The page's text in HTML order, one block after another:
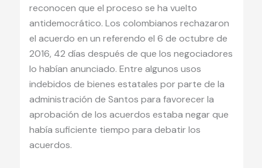
reconocen que el proceso se ha vuelto
antidemocrático. Los colombianos rechazaron
el acuerdo en un referendo el 6 de octubre de
2016, 42 días después de que los negociadores
lo habían anunciado. Entre algunos usos
indebidos de bienes estatales por parte de la
administración de Santos para favorecer la
aprobación de los acuerdos estaba negar que
había suficiente tiempo para debatir los
acuerdos.